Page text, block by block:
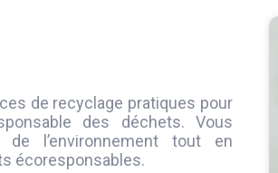
de recyclage pratiques pour
des déchets. Vous
l’environnement tout en
écoresponsables.